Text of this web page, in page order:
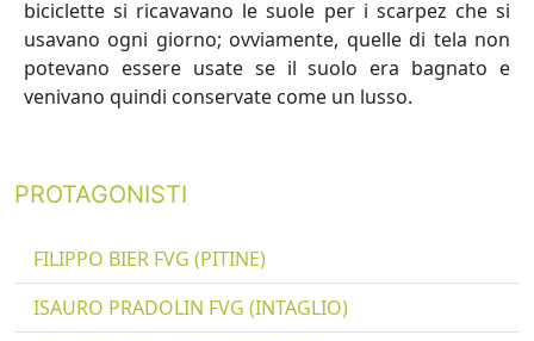
biciclette si ricavavano le suole per i scarpez che si
usavano ogni giorno; ovviamente, quelle di tela non
potevano essere usate se il suolo era bagnato e
venivano quindi conservate come un lusso.
PROTAGONISTI
FILIPPO BIER FVG (PITINE)
ISAURO PRADOLIN FVG (INTAGLIO)